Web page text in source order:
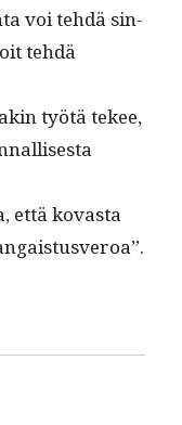
voi tehdä sin­
tehdä
työtä tekee,
että kovas­ta